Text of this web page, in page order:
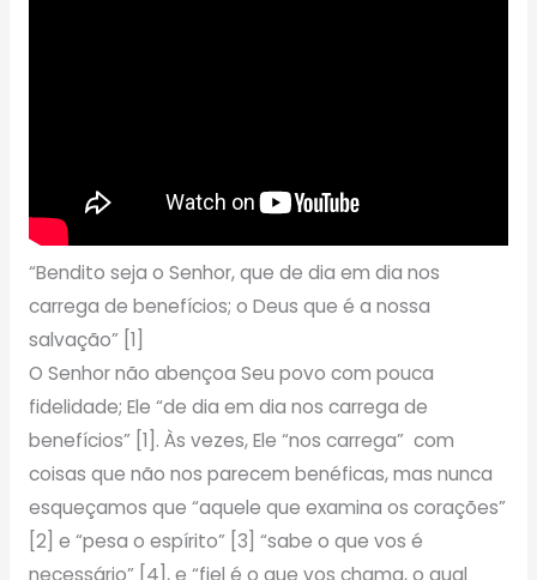
“Bendito seja o Senhor, que de dia em dia nos
carrega de benefícios; o Deus que é a nossa
salvação” [1]
O Senhor não abençoa Seu povo com pouca
fidelidade; Ele “de dia em dia nos carrega de
benefícios” [1]. Às vezes, Ele “nos carrega” com
coisas que não nos parecem benéficas, mas nunca
esqueçamos que “aquele que examina os corações”
[2] e “pesa o espírito” [3] “sabe o que vos é
necessário” [4], e “fiel é o que vos chama, o qual